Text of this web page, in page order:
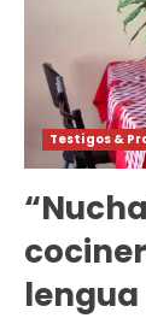
Testigos &
lengua